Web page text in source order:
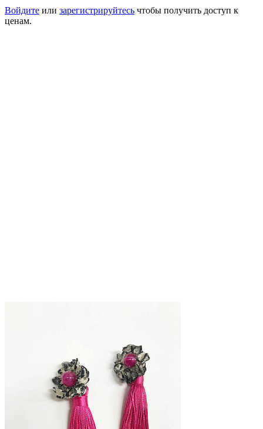
Войдите или зарегистрируйтесь чтобы получить доступ к
ценам.